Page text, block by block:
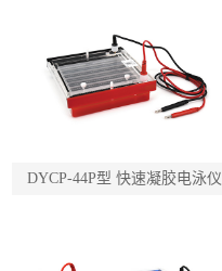
DYCP-44P型 快速凝胶电泳仪